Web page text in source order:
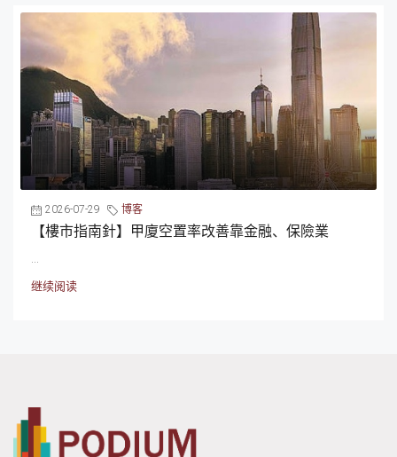
2026-07-29 博客
【樓市指南針】甲廈空置率改善靠金融、保險業
...
继续阅读